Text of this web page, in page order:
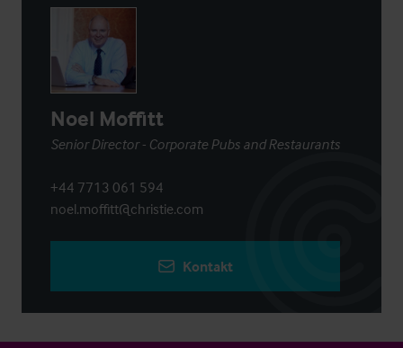
Noel Moffitt
Senior Director - Corporate Pubs and Restaurants
+44 7713 061 594
noel.moffitt@christie.com
Kontakt